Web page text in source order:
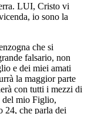
LUI, Cristo vi
io sono la
che si
falsario, non
e dei miei amati
la maggior parte
con tutti i mezzi di
del mio Figlio,
24, che parla dei